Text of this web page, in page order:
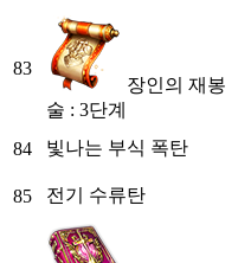
83
장인의 재봉
술 : 3단계
84 빛나는 부식 폭탄
85
전기 수류탄